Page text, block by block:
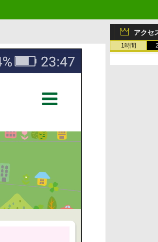
アクセ
1時間